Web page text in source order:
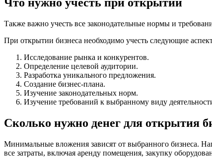
Что нужно учесть при открытии
Также важно учесть все законодательные нормы и
При открытии бизнеса необходимо учесть следующие
Исследование рынка и конкурентов.
Определение целевой аудитории.
Разработка уникального предложения.
Создание бизнес-плана.
Изучение законодательных норм.
Изучение требований к выбранному виду
Сколько нужно денег для открытия
Минимальные вложения зависят от выбранного бизнеса.
все затраты, включая аренду помещения, закупку